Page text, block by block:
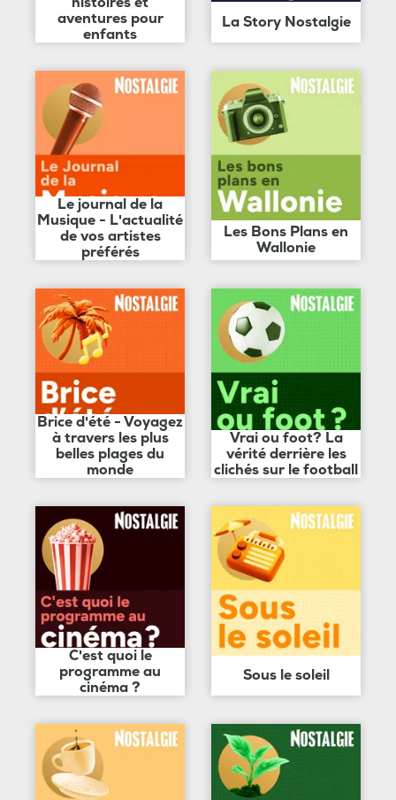
aventures pour
enfants
La Story Nostalgie
Le journal de la
Musique - L'actualité
de vos artistes
préférés
Les Bons Plans en
Wallonie
Brice d'été - Voyagez
à travers les plus
belles plages du
monde
Vrai ou foot? La
vérité derrière les
clichés sur le football
C'est quoi le
programme au
cinéma ?
Sous le soleil